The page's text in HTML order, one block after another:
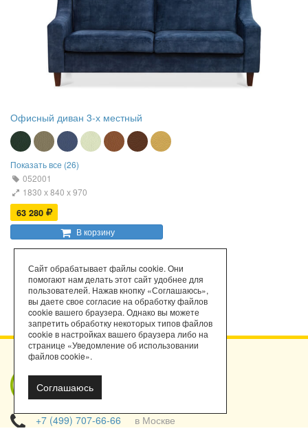
Офисный диван 3-х местный
Показать все (26)
052001
1830 х 840 х 970
63 280
В корзину
Мы работаем
с порталом
поставщиков!
+7 (499) 707-66-66 в Москве
Сайт обрабатывает файлы cookie. Они
помогают нам делать этот сайт удобнее для
пользователей. Нажав кнопку «Соглашаюсь»,
вы даете свое согласие на обработку файлов
cookie вашего браузера. Однако вы можете
запретить обработку некоторых типов файлов
cookie в настройках вашего браузера либо на
странице «Уведомление об использовании
файлов cookie».
Соглашаюсь